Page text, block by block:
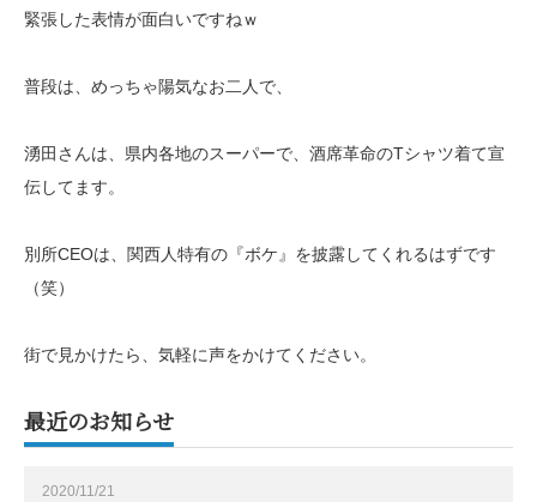
緊張した表情が面白いですねｗ
普段は、めっちゃ陽気なお二人で、
湧田さんは、県内各地のスーパーで、酒席革命のTシャツ着て宣
伝してます。
別所CEOは、関西人特有の『ボケ』を披露してくれるはずです
（笑）
街で見かけたら、気軽に声をかけてください。
最近のお知らせ
2020/11/21